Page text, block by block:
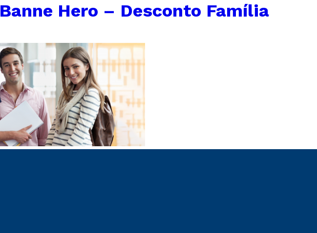
Banne Hero – Desconto Família